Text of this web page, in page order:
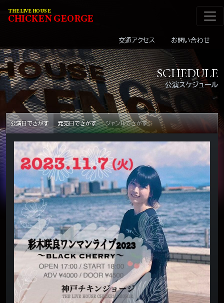
メインナビゲーショ
THE LIVE HOUSE
CHICKENGEORGE
交通アクセス お問い合わせ
公演スケジュール
SCHEDULE
公演日でさがす 発売日でさがす ジャンルでさがす